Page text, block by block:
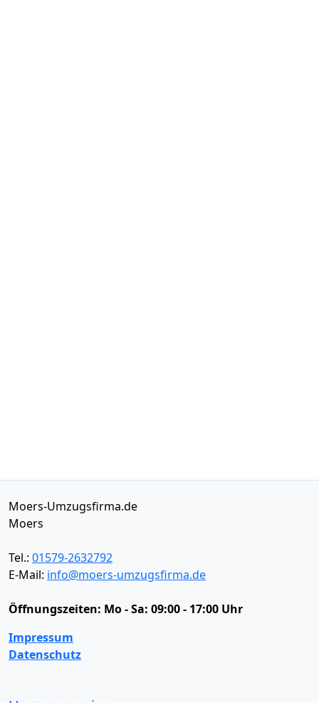
Moers-Umzugsfirma.de
Moers
Tel.: 01579-2632792
E-Mail: info@moers-umzugsfirma.de
Öffnungszeiten: Mo - Sa: 09:00 - 17:00 Uhr
Impressum
Datenschutz